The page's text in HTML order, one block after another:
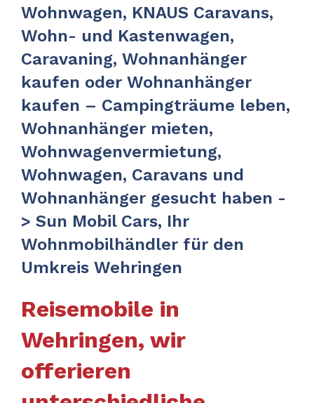
Wohnwagen, KNAUS Caravans,
Wohn- und Kastenwagen,
Caravaning, Wohnanhänger
kaufen oder Wohnanhänger
kaufen – Campingträume leben,
Wohnanhänger mieten,
Wohnwagenvermietung,
Wohnwagen, Caravans und
Wohnanhänger gesucht haben -
> Sun Mobil Cars, Ihr
Wohnmobilhändler für den
Umkreis Wehringen
Reisemobile in
Wehringen, wir
offerieren